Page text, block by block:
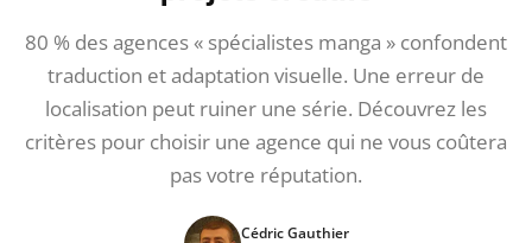
80 % des agences « spécialistes manga » confondent
traduction et adaptation visuelle. Une erreur de
localisation peut ruiner une série. Découvrez les
critères pour choisir une agence qui ne vous coûtera
pas votre réputation.
Cédric Gauthier